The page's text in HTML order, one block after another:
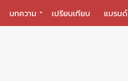
บทความ เปรียบเทียบ แบรนด์